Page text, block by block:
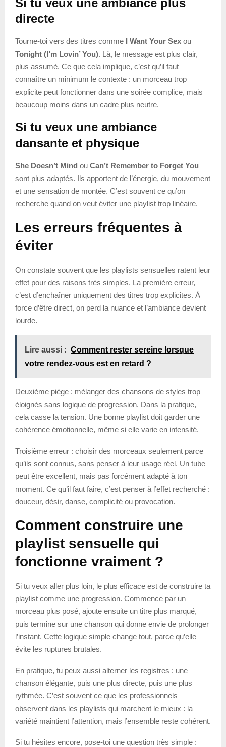
directe
Tourne-toi vers des titres comme I Want Your Sex ou
Tonight (I’m Lovin’ You). Là, le message est plus clair,
plus assumé. Ce que cela implique, c’est qu’il faut
connaître un minimum le contexte : un morceau trop
explicite peut fonctionner dans une soirée complice, mais
beaucoup moins dans un cadre plus neutre.
Si tu veux une ambiance
dansante et physique
She Doesn’t Mind ou Can’t Remember to Forget You
sont plus adaptés. Ils apportent de l’énergie, du mouvement
et une sensation de montée. C’est souvent ce qu’on
recherche quand on veut éviter une playlist trop linéaire.
Les erreurs fréquentes à
éviter
On constate souvent que les playlists sensuelles ratent leur
effet pour des raisons très simples. La première erreur,
c’est d’enchaîner uniquement des titres trop explicites. À
force d’être direct, on perd la nuance et l’ambiance devient
lourde.
Lire aussi : Comment rester sereine lorsque
votre rendez-vous est en retard ?
Deuxième piège : mélanger des chansons de styles trop
éloignés sans logique de progression. Dans la pratique,
cela casse la tension. Une bonne playlist doit garder une
cohérence émotionnelle, même si elle varie en intensité.
Troisième erreur : choisir des morceaux seulement parce
qu’ils sont connus, sans penser à leur usage réel. Un tube
peut être excellent, mais pas forcément adapté à ton
moment. Ce qu’il faut faire, c’est penser à l’effet recherché :
douceur, désir, danse, complicité ou provocation.
Comment construire une
playlist sensuelle qui
fonctionne vraiment ?
Si tu veux aller plus loin, le plus efficace est de construire ta
playlist comme une progression. Commence par un
morceau plus posé, ajoute ensuite un titre plus marqué,
puis termine sur une chanson qui donne envie de prolonger
l’instant. Cette logique simple change tout, parce qu’elle
évite les ruptures brutales.
En pratique, tu peux aussi alterner les registres : une
chanson élégante, puis une plus directe, puis une plus
rythmée. C’est souvent ce que les professionnels
observent dans les playlists qui marchent le mieux : la
variété maintient l’attention, mais l’ensemble reste cohérent.
Si tu hésites encore, pose-toi une question très simple :